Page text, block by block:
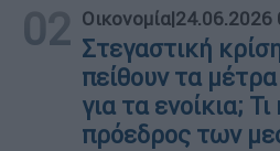
02 Οικονομία|24.06.2026
Στεγαστική
πείθουν τα
για τα ενοίκια;
πρόεδρος των